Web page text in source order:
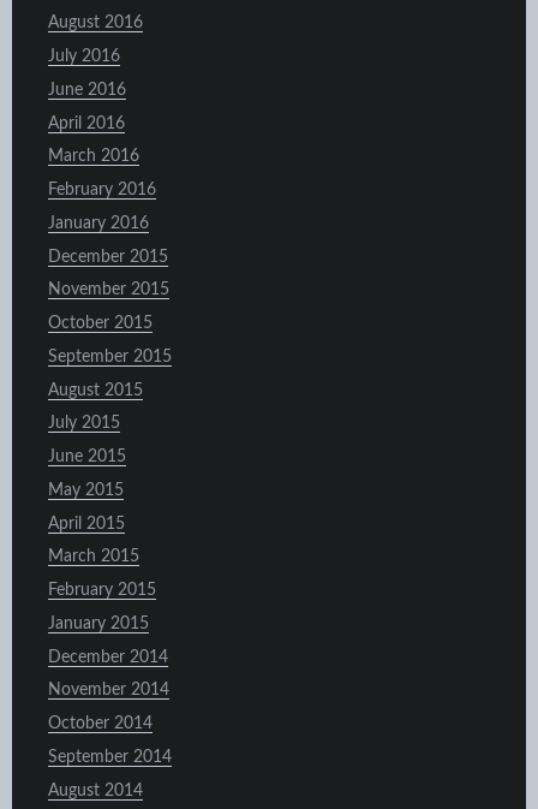
August 2016
July 2016
June 2016
April 2016
March 2016
February 2016
January 2016
December 2015
November 2015
October 2015
September 2015
August 2015
July 2015
June 2015
May 2015
April 2015
March 2015
February 2015
January 2015
December 2014
November 2014
October 2014
September 2014
August 2014